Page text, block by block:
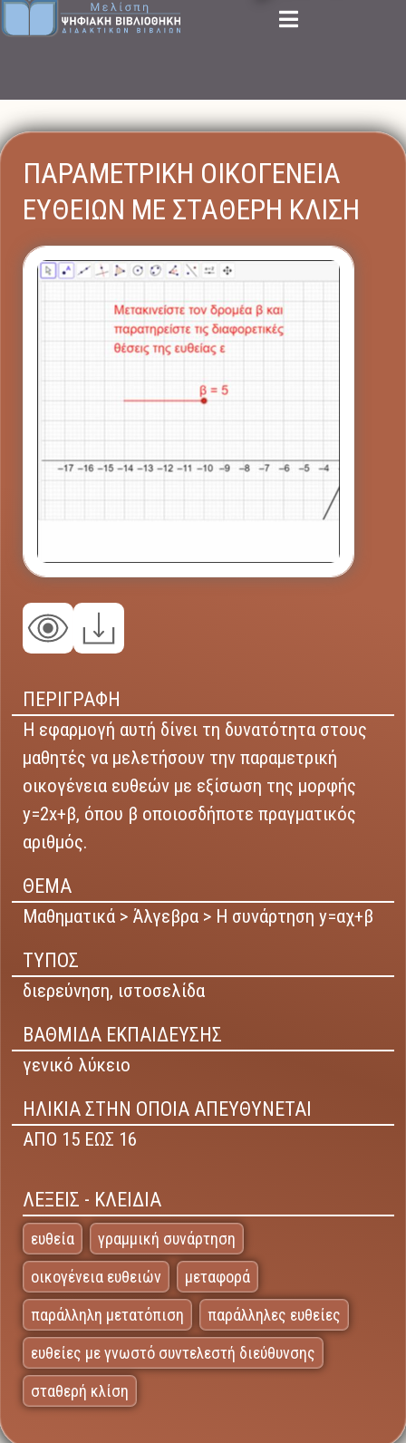
ΠΑΡΑΜΕΤΡΙΚΗ ΟΙΚΟΓΕΝΕΙΑ
ΕΥΘΕΙΩΝ ΜΕ ΣΤΑΘΕΡΗ ΚΛΙΣΗ
ΠΕΡΙΓΡΑΦΗ
Η εφαρμογή αυτή δίνει τη δυνατότητα στους
μαθητές να μελετήσουν την παραμετρική
οικογένεια ευθεών με εξίσωση της μορφής
y=2x+β, όπου β οποιοσδήποτε πραγματικός
αριθμός.
ΘΕΜΑ
Μαθηματικά > Άλγεβρα > Η συνάρτηση y=αχ+β
ΤΥΠΟΣ
διερεύνηση, ιστοσελίδα
ΒΑΘΜΙΔΑ ΕΚΠΑΙΔΕΥΣΗΣ
γενικό λύκειο
ΗΛΙΚΙΑ ΣΤΗΝ ΟΠΟΙΑ ΑΠΕΥΘΥΝΕΤΑΙ
ΑΠΟ 15 ΕΩΣ 16
ΛΕΞΕΙΣ - ΚΛΕΙΔΙΑ
ευθεία
γραμμική συνάρτηση
οικογένεια ευθειών
μεταφορά
παράλληλη μετατόπιση
παράλληλες ευθείες
ευθείες με γνωστό συντελεστή διεύθυνσης
σταθερή κλίση